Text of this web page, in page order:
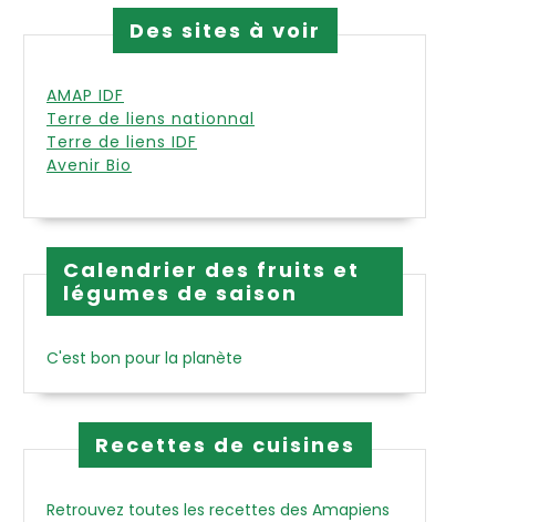
Des sites à voir
AMAP IDF
Terre de liens nationnal
Terre de liens IDF
Avenir Bio
Calendrier des fruits et
légumes de saison
C'est bon pour la planète
Recettes de cuisines
Retrouvez toutes les recettes des Amapiens